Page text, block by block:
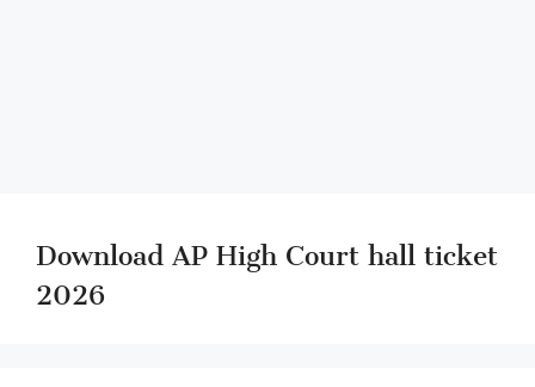
Download AP High Court hall ticket
2026